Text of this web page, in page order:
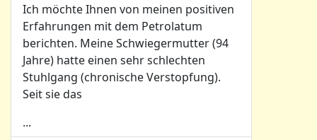
Ich möchte Ihnen von meinen positiven
Erfahrungen mit dem Petrolatum
berichten. Meine Schwiegermutter (94
Jahre) hatte einen sehr schlechten
Stuhlgang (chronische Verstopfung).
Seit sie das
...